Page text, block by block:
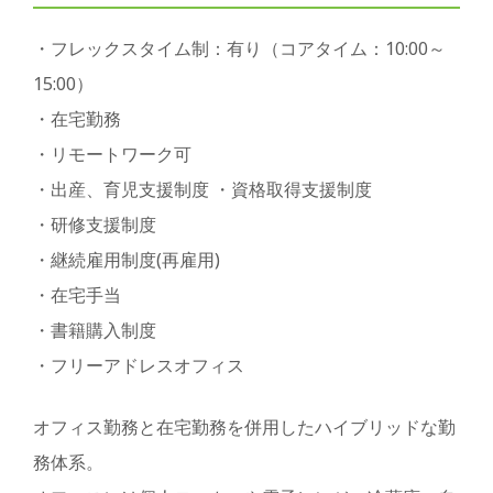
・フレックスタイム制：有り（コアタイム：10:00～
15:00）
・在宅勤務
・リモートワーク可
・出産、育児支援制度 ・資格取得支援制度
・研修支援制度
・継続雇用制度(再雇用)
・在宅手当
・書籍購入制度
・フリーアドレスオフィス
オフィス勤務と在宅勤務を併用したハイブリッドな勤
務体系。